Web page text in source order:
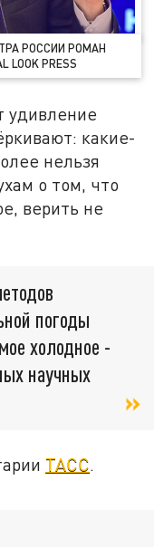
РОССИИ РОМАН
LOOK PRESS
удивление
какие-
нельзя
о том, что
верить не
погоды
холодное -
научных
ТАСС.